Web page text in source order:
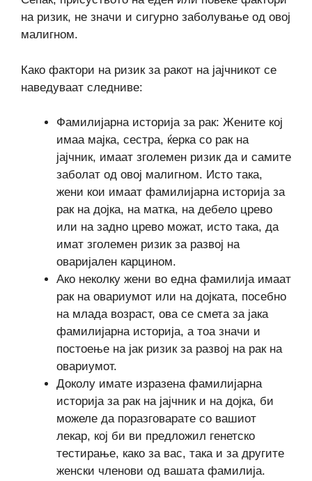
на ризик, не значи и сигурно заболување од овој
малигном.
Како фактори на ризик за ракот на јајчникот се
наведуваат следниве:
Фамилијарна историја за рак: Жените кој
имаа мајка, сестра, ќерка со рак на
јајчник, имаат зголемен ризик да и самите
заболат од овој малигном. Исто така,
жени кои имаат фамилијарна историја за
рак на дојка, на матка, на дебело црево
или на задно црево можат, исто така, да
имат зголемен ризик за развој на
оваријален карцином.
Ако неколку жени во една фамилија имаат
рак на овариумот или на дојката, посебно
на млада возраст, ова се смета за јака
фамилијарна историја, а тоа значи и
постоење на јак ризик за развој на рак на
овариумот.
Доколу имате изразена фамилијарна
историја за рак на јајчник и на дојка, би
можеле да поразговарате со вашиот
лекар, кој би ви предложил генетско
тестирање, како за вас, така и за другите
женски членови од вашата фамилија.